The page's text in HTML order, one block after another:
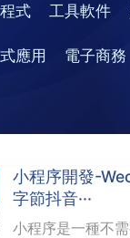
式 工具軟件
應用 電子商務
小程序開發-
字節抖音···
小程序是一種不